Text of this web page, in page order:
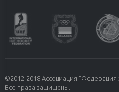
©2012-2018 Ассоциация "Федерация
Все права защищены.